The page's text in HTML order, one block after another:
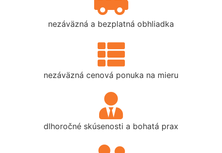
nezáväzná a bezplatná obhliadka
nezáväzná cenová ponuka na mieru
dlhoročné skúsenosti a bohatá prax